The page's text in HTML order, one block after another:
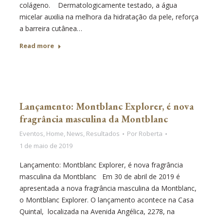
colágeno. Dermatologicamente testado, a água
micelar auxilia na melhora da hidratação da pele, reforça
a barreira cutânea…
Read more
Lançamento: Montblanc Explorer, é nova
fragrância masculina da Montblanc
Eventos, Home, News, Resultados Por Roberta
1 de maio de 2019
Lançamento: Montblanc Explorer, é nova fragrância
masculina da Montblanc Em 30 de abril de 2019 é
apresentada a nova fragrância masculina da Montblanc,
o Montblanc Explorer. O lançamento acontece na Casa
Quintal, localizada na Avenida Angélica, 2278, na